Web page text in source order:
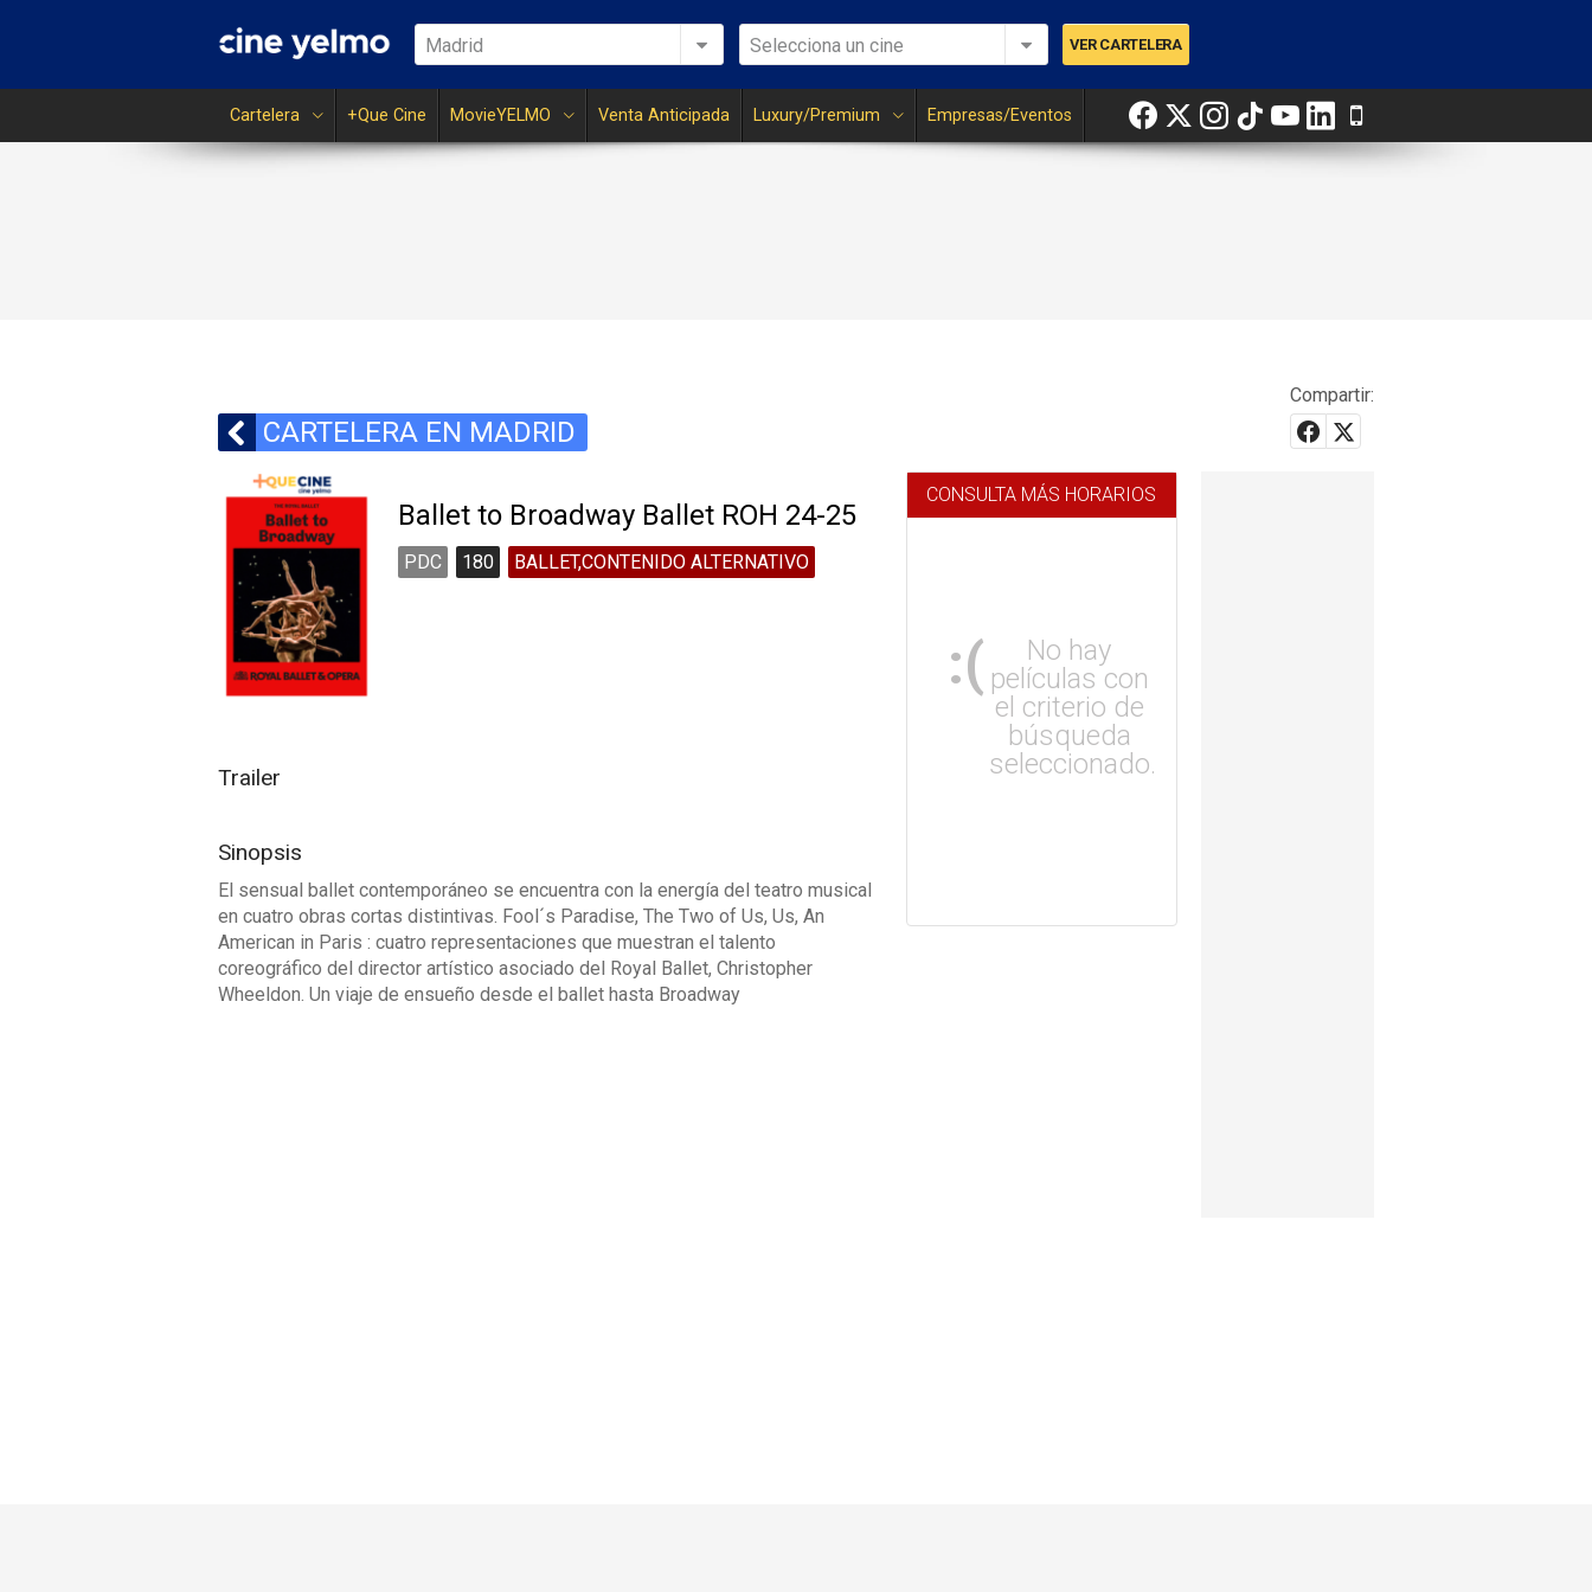
Madrid Selecciona un cine
Cartelera +Que Cine MovieYELMO Venta Anticipada Luxury/Premium Empresas/Eventos
CARTELERA EN MADRID
Compartir:
Ballet to Broadway Ballet ROH 24-25
PDC 180 BALLET,CONTENIDO ALTERNATIVO
Trailer
Sinopsis
El sensual ballet contemporáneo se encuentra con la energía del teatro musical
en cuatro obras cortas distintivas. Fool´s Paradise, The Two of Us, Us, An
American in Paris : cuatro representaciones que muestran el talento
coreográfico del director artístico asociado del Royal Ballet, Christopher
Wheeldon. Un viaje de ensueño desde el ballet hasta Broadway
CONSULTA MÁS HORARIOS
:(
No hay
películas con
el criterio de
búsqueda
seleccionado.